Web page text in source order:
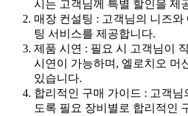
시는 고객님께 특별 할인을 제
매장 컨설팅 : 고객님의 니즈
팅 서비스를 제공합니다.
제품 시연 : 필요 시 고객님이
시연이 가능하며, 엘로치오 머
있습니다.
합리적인 구매 가이드 : 고객
도록 필요 장비별로 합리적인